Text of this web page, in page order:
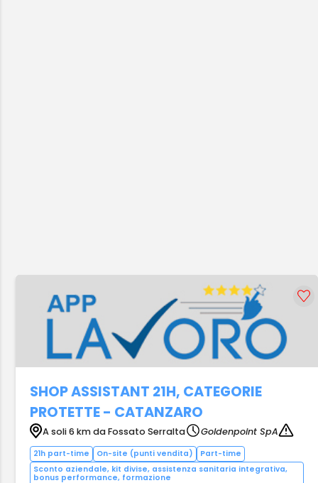
SHOP ASSISTANT 21H, CATEGORIE
PROTETTE - CATANZARO
A soli 6 km da Fossato Serralta Goldenpoint SpA
21h part-time On-site (punti vendita)
Part-time
Sconto aziendale, kit divise, assistenza sanitaria integrativa,
bonus performance, formazione